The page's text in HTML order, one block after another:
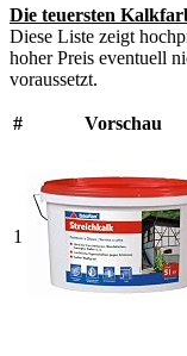
Die teuersten
Diese Liste zeigt
hoher Preis eventuell
voraussetzt.
# Vorschau
1